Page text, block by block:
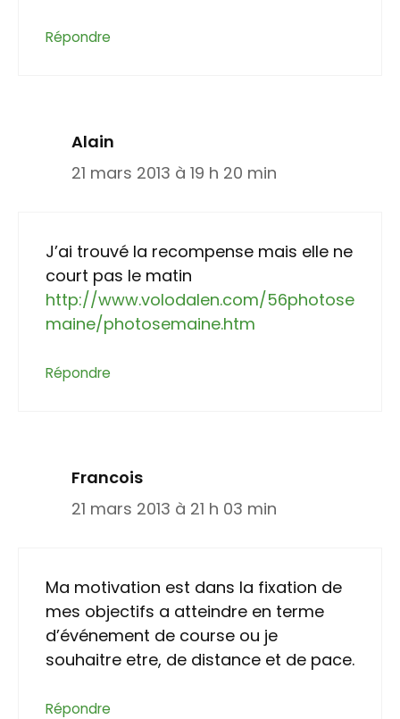
Répondre
Alain
21 mars 2013 à 19 h 20 min
J’ai trouvé la recompense mais elle ne
court pas le matin
http://www.volodalen.com/56photose
maine/photosemaine.htm
Répondre
Francois
21 mars 2013 à 21 h 03 min
Ma motivation est dans la fixation de
mes objectifs a atteindre en terme
d’événement de course ou je
souhaitre etre, de distance et de pace.
Répondre